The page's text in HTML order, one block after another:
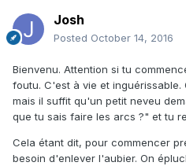
Josh
Posted October 14, 2016
Bienvenu. Attention si tu
foutu. C'est à vie et inguérissable.
mais il suffit qu'un petit neveu
que tu sais faire les arcs ?" et tu
Cela étant dit, pour commencer
besoin d'enlever l'aubier. On